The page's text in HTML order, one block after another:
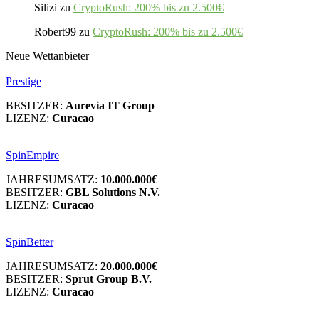
Silizi zu CryptoRush: 200% bis zu 2.500€
Robert99 zu CryptoRush: 200% bis zu 2.500€
Neue Wettanbieter
Prestige
BESITZER: Aurevia IT Group
LIZENZ: Curacao
SpinEmpire
JAHRESUMSATZ: 10.000.000€
BESITZER: GBL Solutions N.V.
LIZENZ: Curacao
SpinBetter
JAHRESUMSATZ: 20.000.000€
BESITZER: Sprut Group B.V.
LIZENZ: Curacao